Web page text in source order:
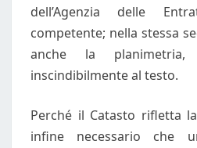
dell’Agenzia delle
competente; nella stessa
anche la
inscindibilmente al testo.
Perché il Catasto rifletta
infine necessario che